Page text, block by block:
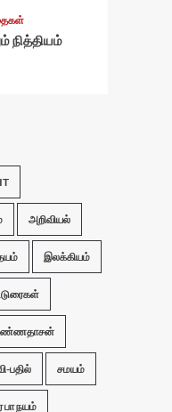
நித்தியம்
அறிவியல்
இலக்கியம்
கண்ணதாசன்
பதில் சமயம்
பா நயம்